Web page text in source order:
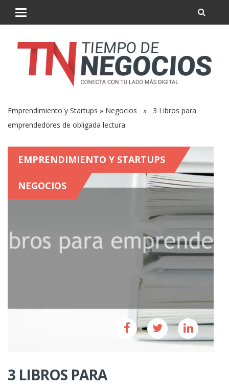
Emprendimiento y Startups » Negocios » 3 Libros para
emprendedores de obligada lectura
EMPRENDIMIENTO Y STARTUPS
NEGOCIOS
3 LIBROS PARA